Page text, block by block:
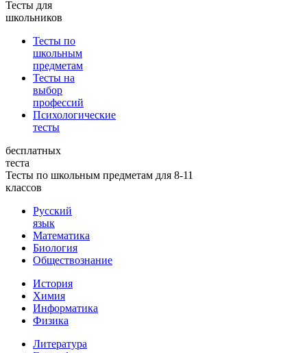
Тесты для
школьников
Тесты по
школьным
предметам
Тесты на
выбор
профессий
Психологические
тесты
бесплатных
теста
Тесты по школьным предметам для 8-11
классов
Русский
язык
Математика
Биология
Обществознание
История
Химия
Информатика
Физика
Литература